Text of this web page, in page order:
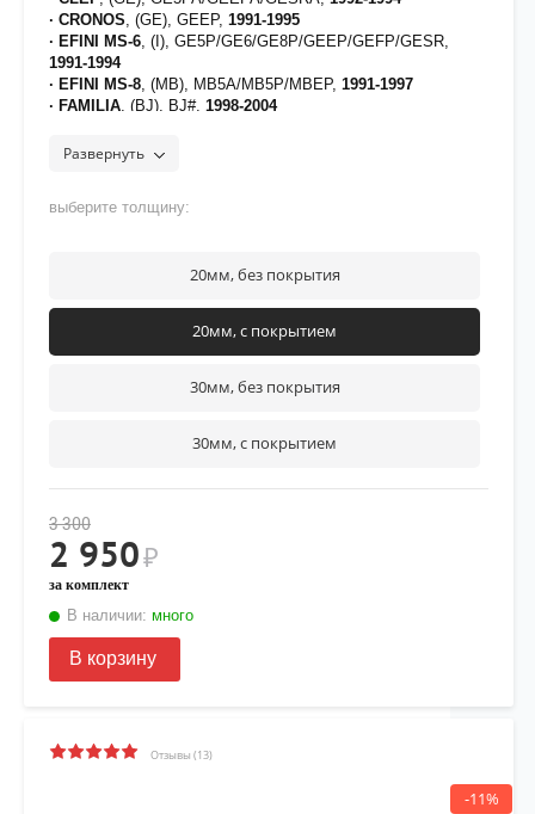
· CRONOS , (GE), GEEP, 1991-1995
· EFINI MS-6 , (I), GE5P/GE6/GE8P/GEEP/GEFP/GESR,
1991-1994
· EFINI MS-8 , (MB), MB5A/MB5P/MBEP, 1991-1997
· FAMILIA , (BJ), BJ#, 1998-2004
· PREMACY, (CP), CP8W/CPEW/CP#W,
[на проставки нанесено полимерное покрытие для
часть резьбы крепежа
Развернуть
выберите толщину:
20мм, без покрытия
20мм, с покрытием
30мм, без покрытия
30мм, с покрытием
3 300
2 950₽
за комплект
В наличии: много
В корзину
Отзывы (13)
-11%